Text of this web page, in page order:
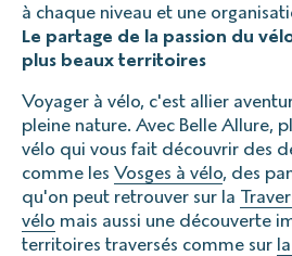
à chaque niveau et une
Le partage de la passion du
plus beaux territoires
Voyager à vélo, c'est allier
pleine nature. Avec Belle Allure,
vélo qui vous fait découvrir des
comme les Vosges à vélo, des
qu'on peut retrouver sur la
vélo mais aussi une découverte
territoires traversés comme sur